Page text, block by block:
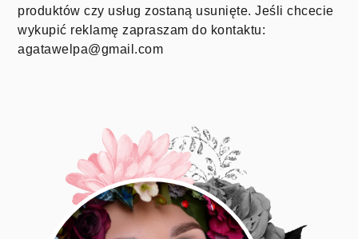
produktów czy usług zostaną usunięte. Jeśli chcecie
wykupić reklamę zapraszam do kontaktu:
agatawelpa@gmail.com